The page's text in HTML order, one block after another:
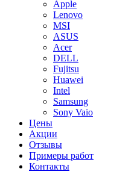
Apple
Lenovo
MSI
ASUS
Acer
DELL
Fujitsu
Huawei
Intel
Samsung
Sony Vaio
Цены
Акции
Отзывы
Примеры работ
Контакты